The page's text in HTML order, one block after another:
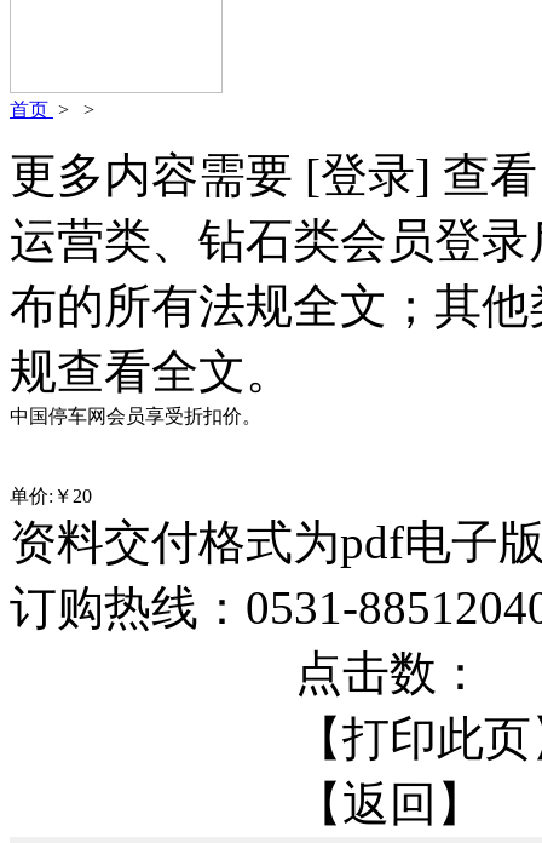
首页 > >
更多内容需要 [登录] 查
运营类、钻石类会员登
布的所有法规全文；其
规查看全文。
中国停车网会员享受折扣价。
单价:￥ 20
资料交付格式为pdf电子
订购热线：0531-
点击数：
【打印此
【返回】